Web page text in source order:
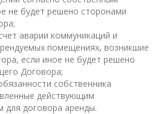
не будет решено сторонами
аварии коммуникаций и
помещениях, возникшие
если иное не будет решено
Договора;
собственника
действующим
для договора аренды.